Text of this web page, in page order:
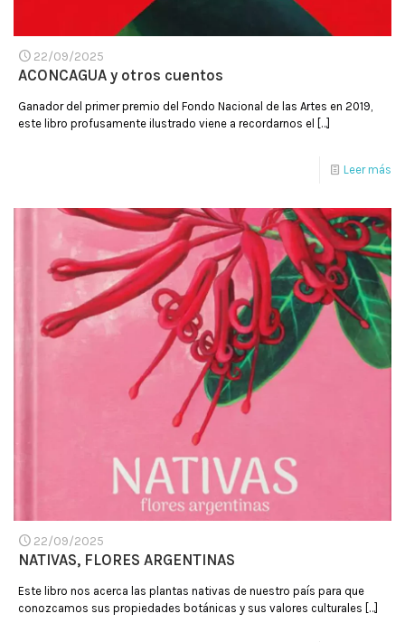
22/09/2025
ACONCAGUA y otros cuentos
Ganador del primer premio del Fondo Nacional de las Artes en 2019,
este libro profusamente ilustrado viene a recordarnos el
[…]
Leer más
22/09/2025
NATIVAS, FLORES ARGENTINAS
Este libro nos acerca las plantas nativas de nuestro país para que
conozcamos sus propiedades botánicas y sus valores culturales […]